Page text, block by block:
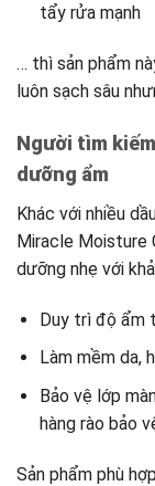
tẩy rửa mạnh
… thì sản phẩm
luôn sạch sâu
Người tìm
dưỡng ẩm
Khác với nhiều
Miracle Moisture
dưỡng nhẹ với
Duy trì độ ẩm
Làm mềm da,
Bảo vệ lớp
hàng rào bảo
Sản phẩm phù